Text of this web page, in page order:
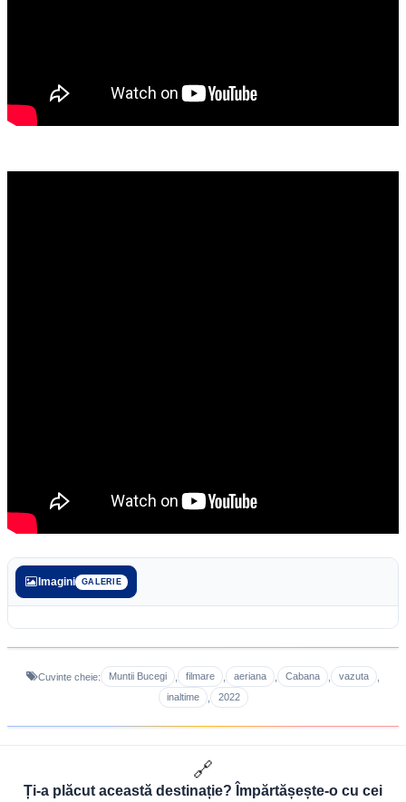
Imagini GALERIE
Cuvinte cheie: Muntii Bucegi filmare aeriana Cabana vazuta
inaltime
2022
🔗
Ți-a plăcut această destinație? Împărtășește-o cu cei